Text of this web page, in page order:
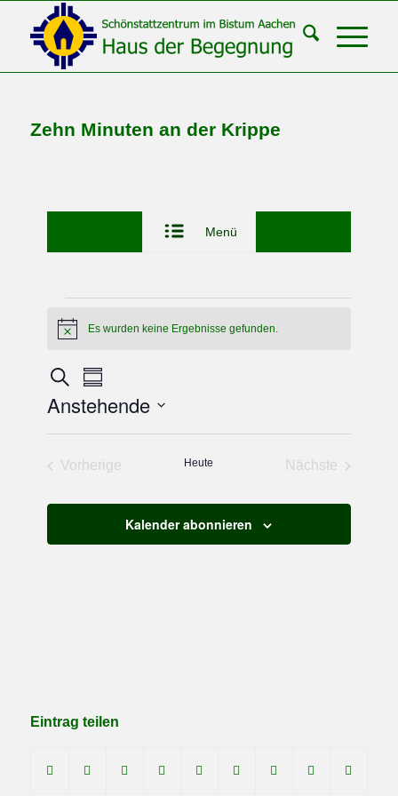
Zehn Minuten an der Krippe
Menü
Veranstaltungen
HinweisEs wurden keine Ergebnisse gefunden.
Veranstaltungen
Suche
und
Ansichten,
SucheVeranstaltung
Ansichten-
Navigation
Zusammenfassung
Anstehende
Vorherige
Heute
Nächste
Kalender abonnieren
Eintrag teilen